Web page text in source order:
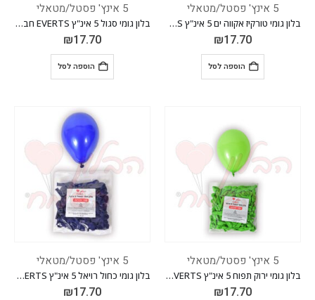
5 אינץ' פסטל/מטאלי
בלון גומי טורקיז אקווה ים 5 אינ"ץ EVERTS חבילה של 100 יח'
₪17.70
הוספה לסל
5 אינץ' פסטל/מטאלי
בלון גומי סגול 5 אינ"ץ EVERTS חבילה של 100 יח'
₪17.70
הוספה לסל
5 אינץ' פסטל/מטאלי
בלון גומי ירוק תפוח 5 אינ"ץ EVERTS חבילה של 100 יח'
₪17.70
5 אינץ' פסטל/מטאלי
בלון גומי כחול רויאל 5 אינ"ץ EVERTS חבילה של 100 יח'
₪17.70